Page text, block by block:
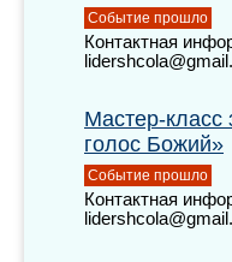
Событие прошло
Контактная
Мастер-класс
голос Божий»
Событие прошло
Контактная